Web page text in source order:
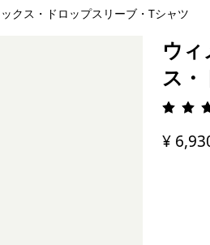
クス・ドロップスリーブ・Tシャツ
ウ
ス・
¥